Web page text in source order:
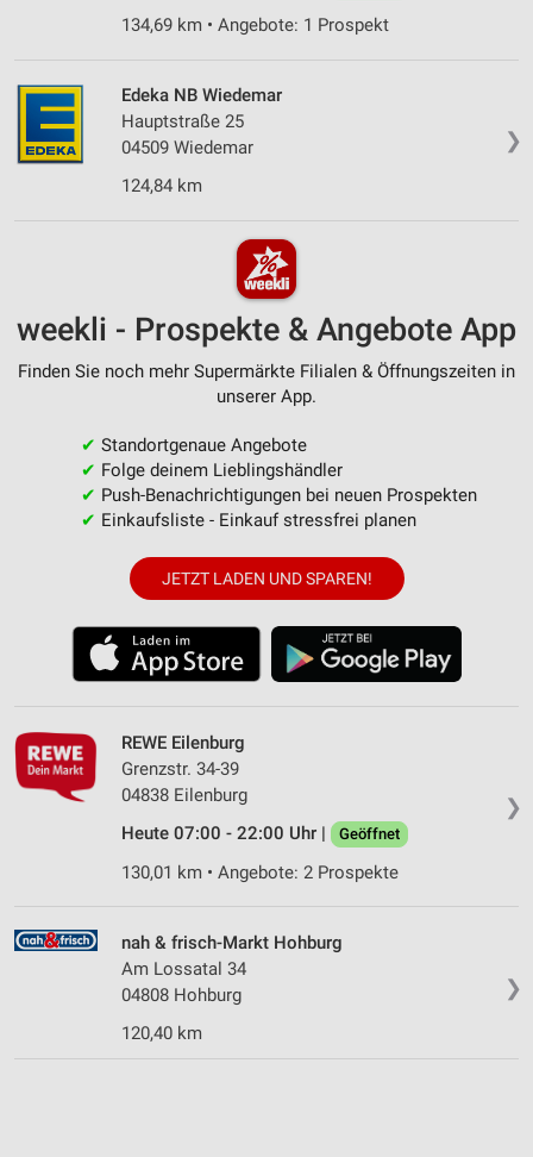
134,69 km • Angebote: 1 Prospekt
❯
Edeka NB Wiedemar
Hauptstraße 25
04509 Wiedemar
124,84 km
weekli - Prospekte & Angebote App
Finden Sie noch mehr Supermärkte Filialen & Öffnungszeiten in
unserer App.
✔ Standortgenaue Angebote
✔ Folge deinem Lieblingshändler
✔ Push-Benachrichtigungen bei neuen Prospekten
✔ Einkaufsliste - Einkauf stressfrei planen
JETZT LADEN UND SPAREN!
❯
REWE Eilenburg
Grenzstr. 34-39
04838 Eilenburg
Heute 07:00 - 22:00 Uhr |
Geöffnet
130,01 km • Angebote: 2 Prospekte
❯
nah & frisch-Markt Hohburg
Am Lossatal 34
04808 Hohburg
120,40 km